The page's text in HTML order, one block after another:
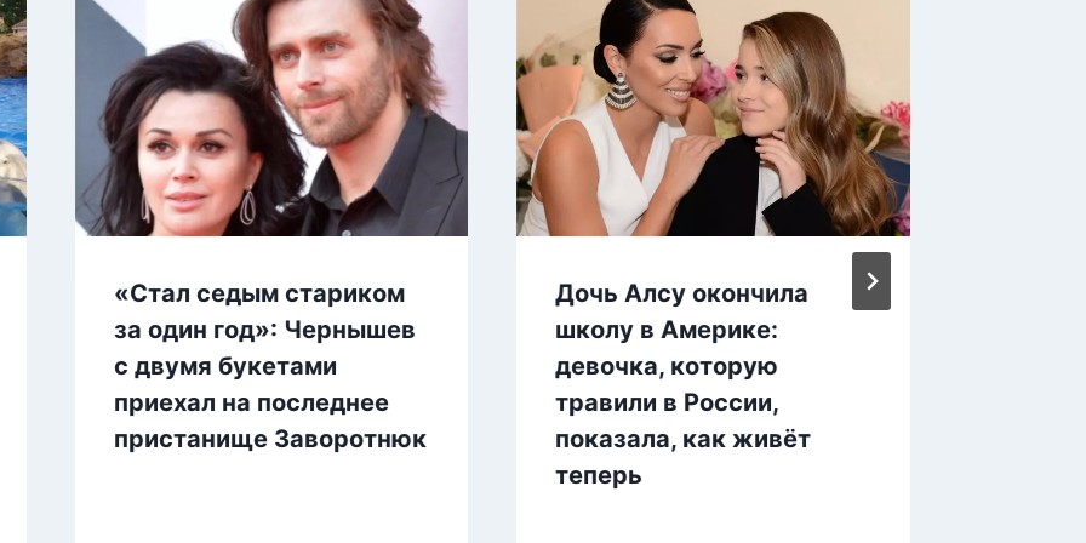
«Стал седым стариком
за один год»: Чернышев
с двумя букетами
приехал на последнее
пристанище Заворотнюк
Дочь Алсу окончила
школу в Америке:
девочка, которую
травили в России,
показала, как живёт
теперь